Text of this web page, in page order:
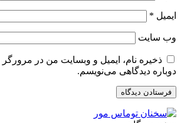
ایمیل *
وب‌ سایت
ذخیره نام، ایمیل و وبسایت من در مرورگر
دوباره دیدگاهی می‌نویسم.